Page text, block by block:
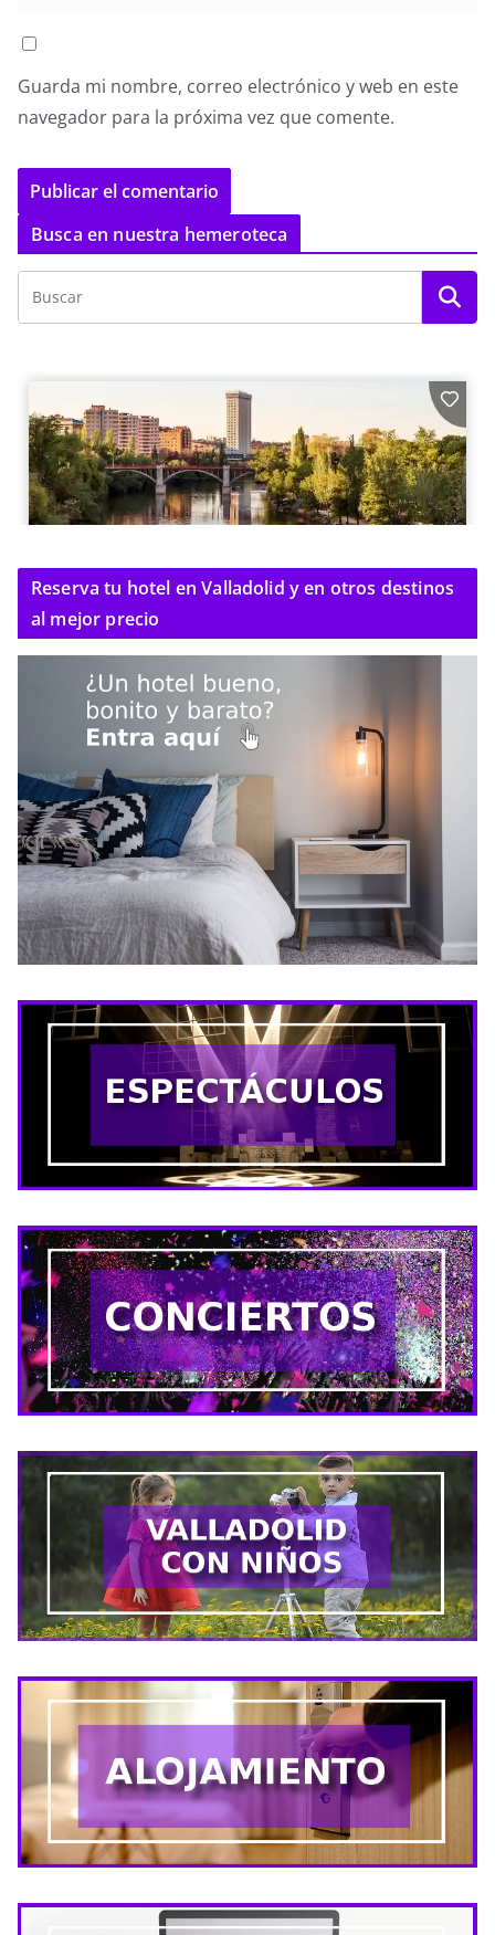
Guarda mi nombre, correo electrónico y web en este
navegador para la próxima vez que comente.
Busca en nuestra hemeroteca
Reserva tu hotel en Valladolid y en otros destinos
al mejor precio